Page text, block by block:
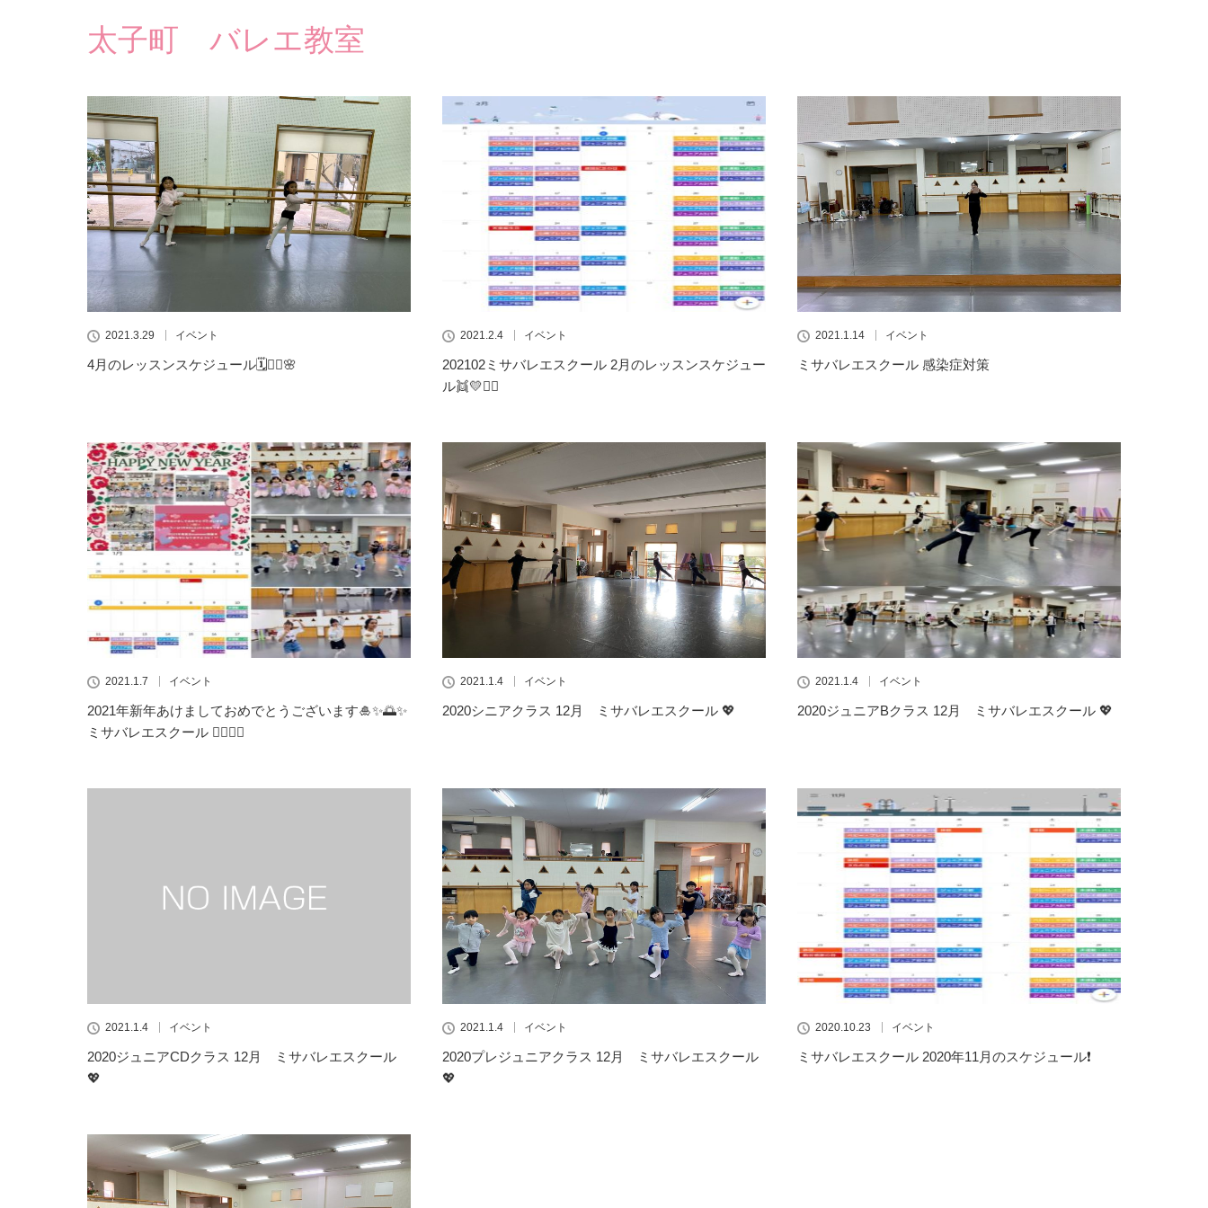
太子町 バレエ教室
2021.3.29 イベント
4月のレッスンスケジュール🗓👯‍♀️🌸
2021.2.4 イベント
202102ミサバレエスクール 2月のレッスンスケジュー
ル👯💛🧚‍♀️
2021.1.14 イベント
ミサバレエスクール 感染症対策
2021.1.7 イベント
2021年新年あけましておめでとうございます🎍✨🌅✨
ミサバレエスクール 👯‍♂️🧚‍♀️
2021.1.4 イベント
2020シニアクラス 12月 ミサバレエスクール 💖
2021.1.4 イベント
2020ジュニアBクラス 12月 ミサバレエスクール 💖
2021.1.4 イベント
2020ジュニアCDクラス 12月 ミサバレエスクール
💖
2021.1.4 イベント
2020プレジュニアクラス 12月 ミサバレエスクール
💖
2020.10.23 イベント
ミサバレエスクール 2020年11月のスケジュール❗️